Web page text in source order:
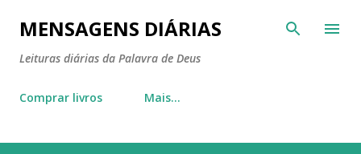
Pular para o conteúdo principal
MENSAGENS DIÁRIAS
Leituras diárias da Palavra de Deus
Comprar livros Mais…